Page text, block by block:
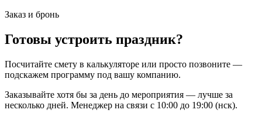
Заказ и бронь
Готовы устроить праздник?
Посчитайте смету в калькуляторе или просто позвоните —
подскажем программу под вашу компанию.
Заказывайте хотя бы за день до мероприятия — лучше за
несколько дней. Менеджер на связи с 10:00 до 19:00 (нск).